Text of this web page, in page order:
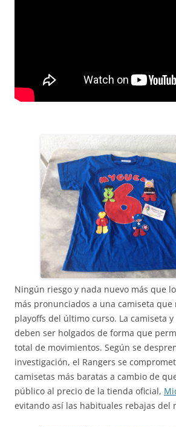
Ningún riesgo y nada nuevo más que
más pronunciados a una camiseta que
playoffs del último curso. La camiseta
deben ser holgados de forma que
total de movimientos. Según se
investigación, el Rangers se
camisetas más baratas a cambio de
público al precio de la tienda oficial,
evitando así las habituales rebajas del